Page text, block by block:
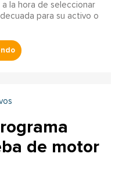
la hora de seleccionar
para su activo o
de motor